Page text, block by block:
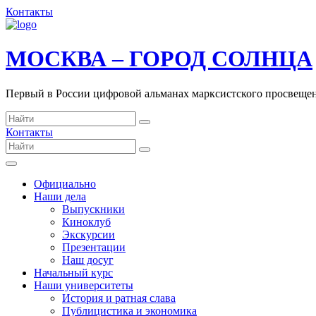
Контакты
МОСКВА – ГОРОД СОЛНЦА
Первый в России цифровой альманах марксистского
Контакты
Официально
Наши дела
Выпускники
Киноклуб
Экскурсии
Презентации
Наш досуг
Начальный курс
Наши университеты
История и ратная слава
Публицистика и экономика